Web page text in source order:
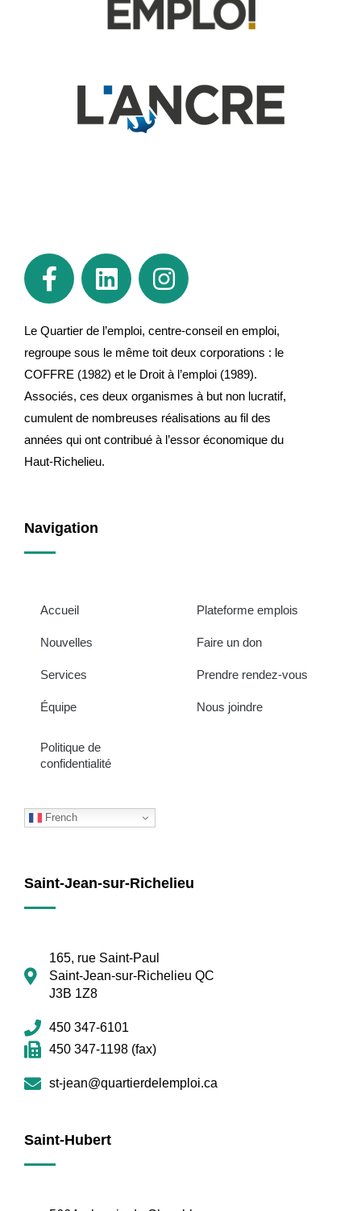
Le Quartier de l’emploi, centre-conseil en emploi,
regroupe sous le même toit deux corporations : le
COFFRE (1982) et le Droit à l’emploi (1989).
Associés, ces deux organismes à but non lucratif,
cumulent de nombreuses réalisations au fil des
années qui ont contribué à l’essor économique du
Haut-Richelieu.
Navigation
Accueil
Nouvelles
Services
Équipe
Plateforme emplois
Faire un don
Prendre rendez-vous
Nous joindre
Politique de
confidentialité
French
Saint-Jean-sur-Richelieu
165, rue Saint-Paul
Saint-Jean-sur-Richelieu QC
J3B 1Z8
450 347-6101
450 347-1198 (fax)
st-jean@quartierdelemploi.ca
Saint-Hubert